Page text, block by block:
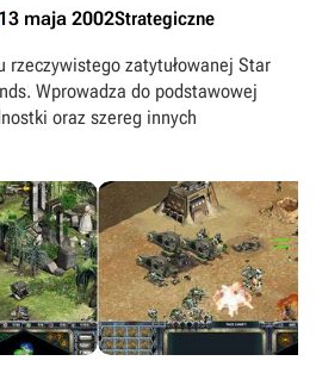
maja 2002Strategiczne
rzeczywistego zatytułowanej Star
Wprowadza do podstawowej
oraz szereg innych